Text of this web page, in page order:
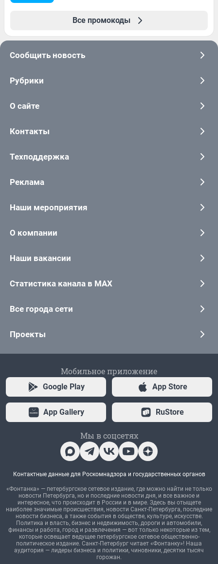
Все промокоды
Сообщить новость
Рубрики
О сайте
Контакты
Техподдержка
Реклама
Наши мероприятия
О компании
Наши вакансии
Статистика канала в MAX
Все города сети
Проекты
Мобильное приложение
Google Play App Store
App Gallery RuStore
Мы в соцсетях
Контактные данные для Роскомнадзора и государственных органов
«Фонтанка» — петербургское сетевое издание, где можно найти не только
новости Петербурга, но и последние новости дня, и все важное и
интересное, что происходит в России и в мире. Здесь вы отыщете
наиболее значимые происшествия, новости Санкт-Петербурга, последние
новости бизнеса, а также события в обществе, культуре, искусстве.
Политика и власть, бизнес и недвижимость, дороги и автомобили,
финансы и работа, город и развлечения — вот только некоторые из тем,
которые освещает ведущее петербургское сетевое общественно-
политическое издание. Санкт-Петербург читает «Фонтанку»! Наша
аудитория — лидеры бизнеса и политики, чиновники, десятки тысяч
горожан.